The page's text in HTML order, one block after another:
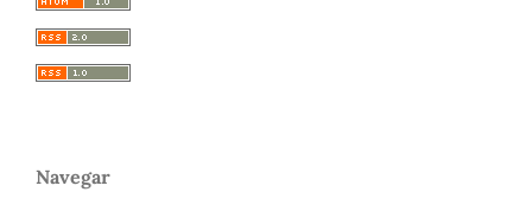
Navegar